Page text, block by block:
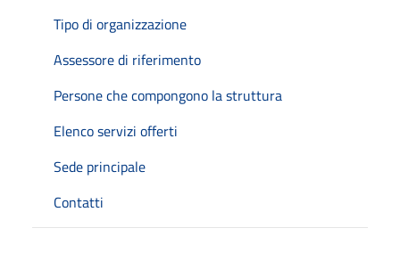
Tipo di organizzazione
Assessore di riferimento
Persone che compongono la struttura
Elenco servizi offerti
Sede principale
Contatti